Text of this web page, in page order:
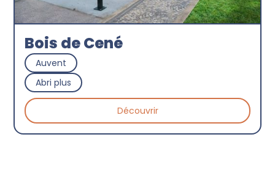
Bois de Cené
Auvent
Abri plus
Découvrir